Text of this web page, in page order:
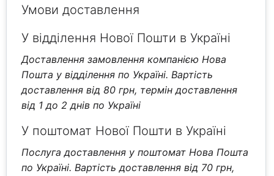
Умови доставлення
У відділення Нової Пошти в Україні
Доставлення замовлення компанією Нова
Пошта у відділення по Україні. Вартість
доставлення від 80 грн, термін доставлення
від 1 до 2 днів по Україні
У поштомат Нової Пошти в Україні
Послуга доставлення у поштомат Нова Пошта
по Україні. Вартість доставлення від 70 грн,